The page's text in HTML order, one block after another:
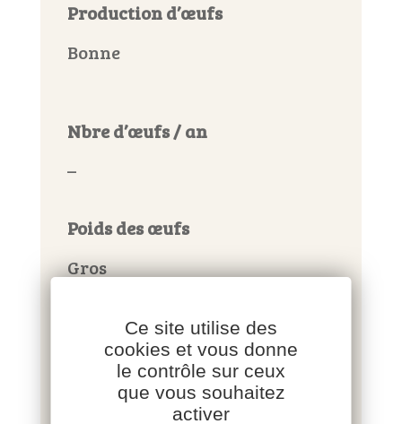
Production d’œufs
Bonne
Nbre d’œufs / an
–
Poids des œufs
Gros
RéformeCe site utilise des
cookies et vous donne
le contrôle sur ceux
que vous souhaitez
activer